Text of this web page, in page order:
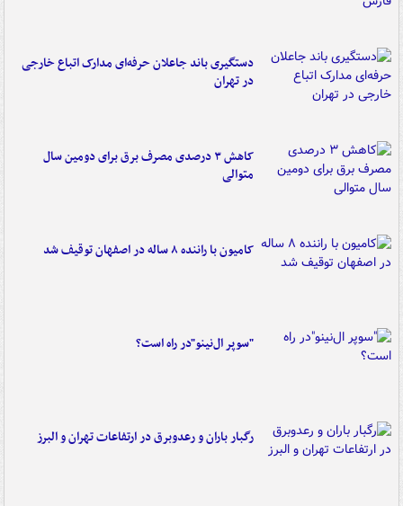
دستگیری باند جاعلان حرفه‌ای مدارک اتباع خارجی
در تهران
کاهش ۳ درصدی مصرف برق برای دومین سال
متوالی
کامیون با راننده ۸ ساله در اصفهان توقیف شد
"سوپر ال‌نینو"در راه است؟
رگبار باران و رعدوبرق در ارتفاعات تهران و البرز